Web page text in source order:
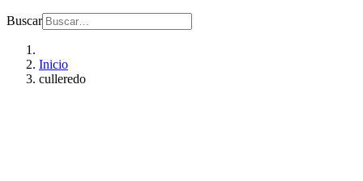
Buscar
Inicio
culleredo